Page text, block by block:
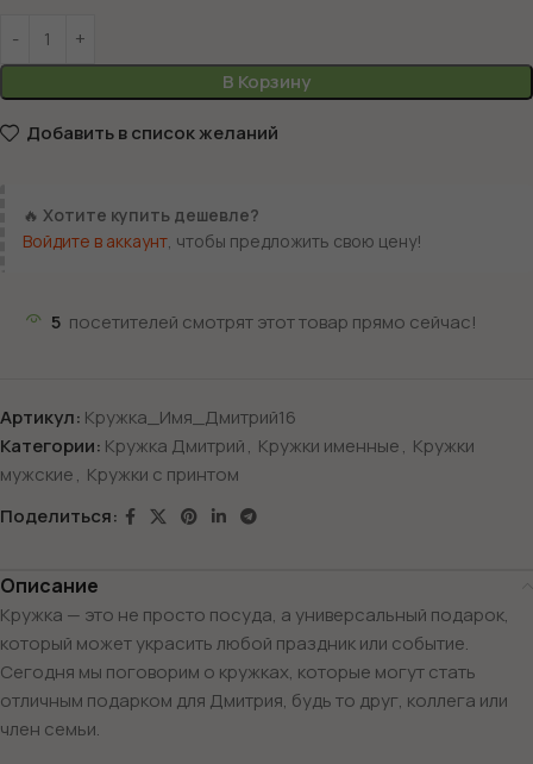
В Корзину
Добавить в список желаний
🔥 Хотите купить дешевле?
Войдите в аккаунт , чтобы предложить свою цену!
5 посетителей смотрят этот товар прямо сейчас!
Артикул: Кружка_Имя_Дмитрий16
Категории: Кружка Дмитрий, Кружки именные, Кружки
мужские, Кружки с принтом
Поделиться:
Описание
Кружка — это не просто посуда, а универсальный подарок,
который может украсить любой праздник или событие.
Сегодня мы поговорим о кружках, которые могут стать
отличным подарком для Дмитрия, будь то друг, коллега или
член семьи.